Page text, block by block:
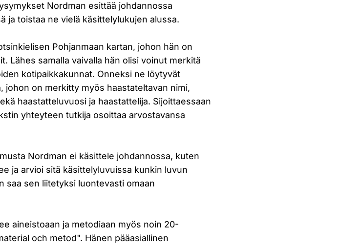
Nordman esittää johdannossa
ja toistaa ne vielä käsittelylukujen alussa.
Pohjanmaan kartan, johon hän on
Lähes samalla vaivalla hän olisi voinut merkitä
kotipaikkakunnat. Onneksi ne löytyvät
on merkitty myös haastateltavan nimi,
haastatteluvuosi ja haastattelija. Sijoittaessaan
yhteyteen tutkija osoittaa arvostavansa
Nordman ei käsittele johdannossa, kuten
ja arvioi sitä käsittelyluvuissa kunkin luvun
saa sen liitetyksi luontevasti omaan
aineistoaan ja metodiaan myös noin 20-
och metod". Hänen pääasiallinen